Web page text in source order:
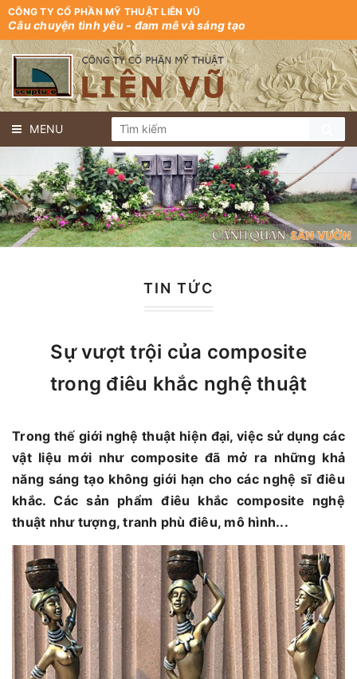
CÔNG TY CỔ PHẦN MỸ THUẬT LIÊN VŨ
Câu chuyện tình yêu - đam mê và sáng tạo
MENU
TIN TỨC
Sự vượt trội của composite
trong điêu khắc nghệ thuật
Trong thế giới nghệ thuật hiện đại, việc sử dụng các
vật liệu mới như composite đã mở ra những khả
năng sáng tạo không giới hạn cho các nghệ sĩ điêu
khắc. Các sản phẩm điêu khắc composite nghệ
thuật như tượng, tranh phù điêu, mô hình...